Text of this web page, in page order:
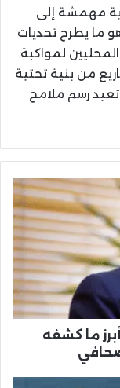
مهمشة إلى
ما يطرح تحديات
لمواكبة
من بنية تحتية
رسم ملامح
ما كشفه